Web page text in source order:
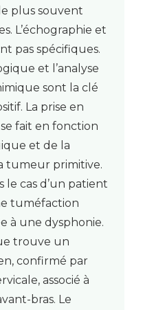
plus souvent
L’échographie et
pas spécifiques.
et l’analyse
sont la clé
La prise en
fait en fonction
et de la
tumeur primitive.
le cas d’un patient
tuméfaction
à une dysphonie.
trouve un
confirmé par
associé à
bras. Le